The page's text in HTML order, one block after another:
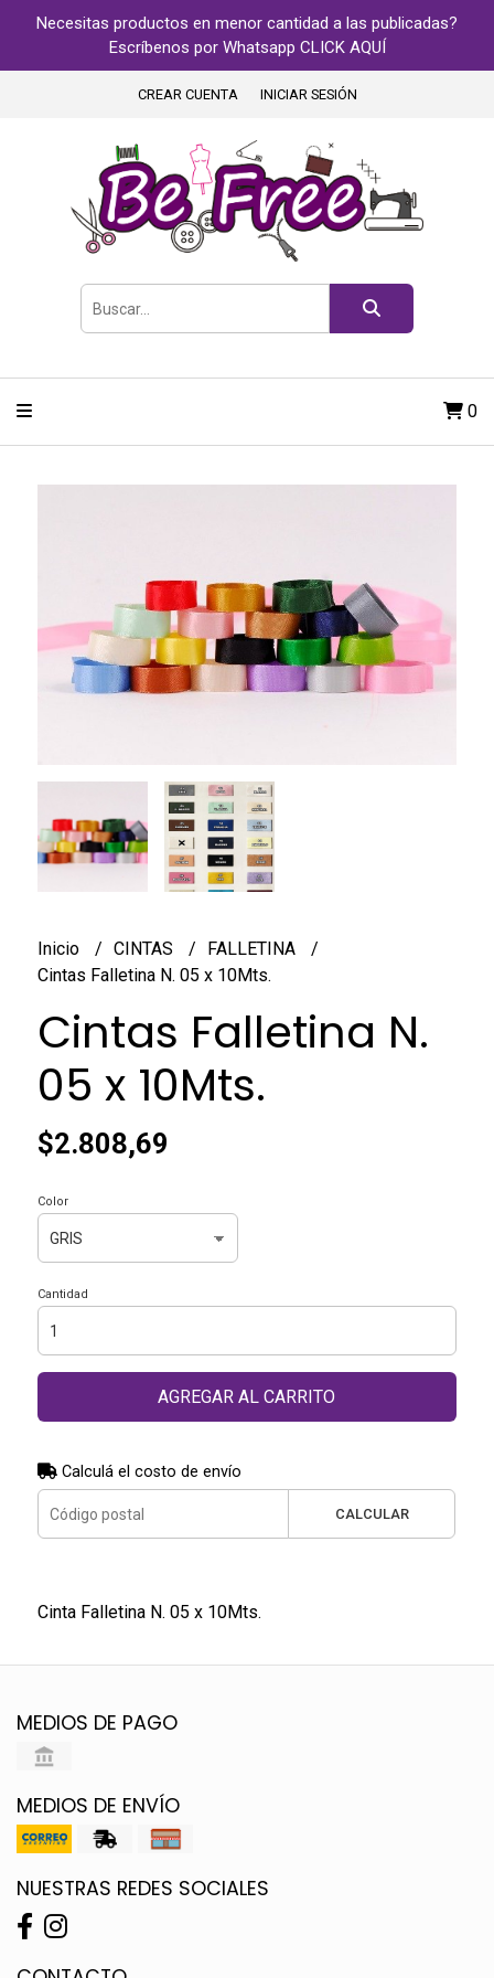
Necesitas productos en menor cantidad a las publicadas?
Escríbenos por Whatsapp CLICK AQUÍ
CREAR CUENTA INICIAR SESIÓN
0
Inicio CINTAS
FALLETINA
Cintas Falletina N. 05 x 10Mts.
Cintas Falletina N.
05 x 10Mts.
$2.808,69
Color
Cantidad
AGREGAR AL CARRITO
Calculá el costo de envío
CALCULAR
Cinta Falletina N. 05 x 10Mts.
MEDIOS DE PAGO
MEDIOS DE ENVÍO
NUESTRAS REDES SOCIALES